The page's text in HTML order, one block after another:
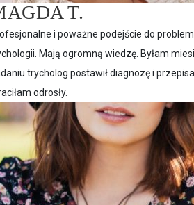
T.
i poważne podejście do
Mają ogromną wiedzę. Byłam
trycholog postawił diagnozę i
odrosły.